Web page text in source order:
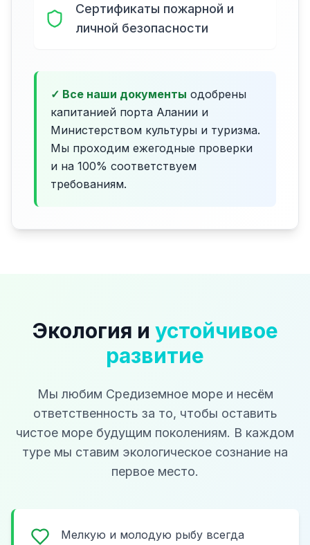
Сертификаты пожарной и
личной безопасности
✓ Все наши документы одобрены
капитанией порта Алании и
Министерством культуры и туризма.
Мы проходим ежегодные проверки
и на 100% соответствуем
требованиям.
Экология и устойчивое
развитие
Мы любим Средиземное море и несём
ответственность за то, чтобы оставить
чистое море будущим поколениям. В каждом
туре мы ставим экологическое сознание на
первое место.
Мелкую и молодую рыбу всегда